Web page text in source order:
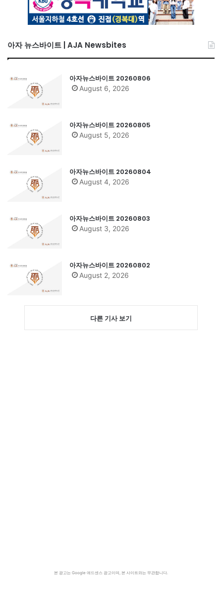
아자 뉴스바이트 | AJA Newsbites
아자뉴스바이트 20260806
August 6, 2026
아자뉴스바이트 20260805
August 5, 2026
아자뉴스바이트 20260804
August 4, 2026
아자뉴스바이트 20260803
August 3, 2026
아자뉴스바이트 20260802
August 2, 2026
다른 기사 보기
본 광고는 Google 애드센스 광고이며, 본 사이트와는 무관합니다.